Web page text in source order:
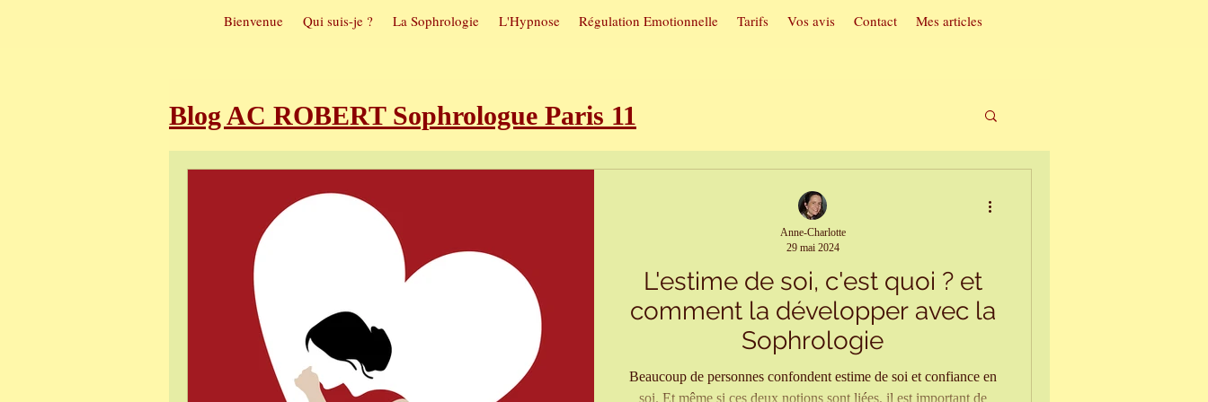
Bienvenue Qui suis-je ? La Sophrologie L'Hypnose Régulation Emotionnelle Tarifs Vos avis Contact Mes articles
Blog AC ROBERT Sophrologue Paris 11
Sophrologie et troubles du sommeil Sophrologie et acouphènes
Sophrologie et mutuelles Hypnose et arrêt du tabac
Visualisation positive Sophrologie et confiance en soi
L'estime de soi, c'est quoi ? et
comment la développer avec la
Sophrologie
Beaucoup de personnes confondent estime de soi et confiance en
soi. Et même si ces deux notions sont liées, il est important de
Anne-Charlotte
29 mai 2024